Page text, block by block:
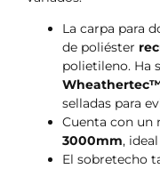
La carpa para
de poliéster
polietileno. Ha
selladas para
Cuenta con un
3000mm,
El sobretecho